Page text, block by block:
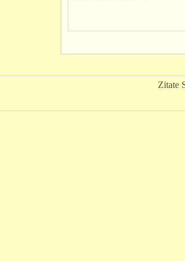
Zitate